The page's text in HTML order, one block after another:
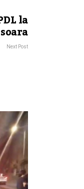
la
Next Post